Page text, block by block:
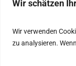
Wir schätzen
Wir verwenden
zu analysieren.